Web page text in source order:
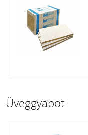
Üveggyapot